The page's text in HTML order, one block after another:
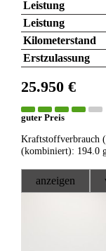
Leistung
Leistung
Kilometerstand
Erstzulassung
25.950 €
guter Preis
Kraftstoffverbrauch
(kombiniert): 194.0
anzeigen